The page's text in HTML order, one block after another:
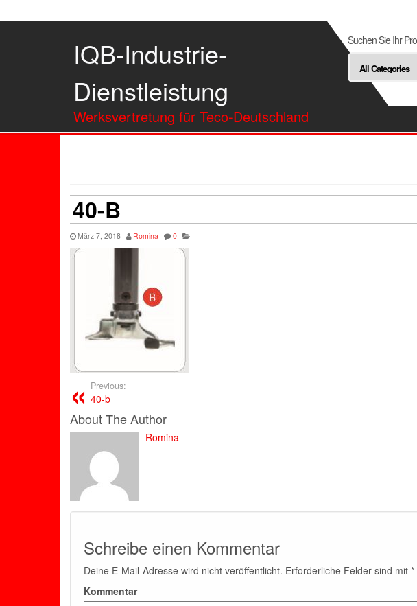
IQB-Industrie-
Dienstleistung
Werksvertretung für Teco-Deutschland
Suchen Sie Ihr
40-B
März 7, 2018 Romina 0
Previous:
40-b
About The Author
Romina
Schreibe einen Kommentar
Deine E-Mail-Adresse wird nicht veröffentlicht. Erforderliche Felder sind mit *
Kommentar